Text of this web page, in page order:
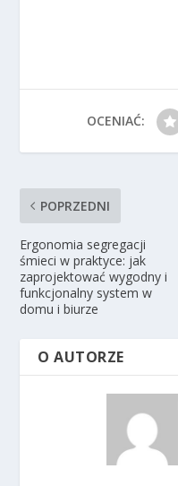
OCENIAĆ:
POPRZEDNI
Ergonomia segregacji
śmieci w praktyce: jak
zaprojektować wygodny i
funkcjonalny system w
domu i biurze
O AUTORZE